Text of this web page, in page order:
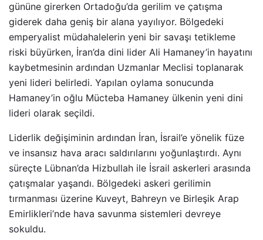
gününe girerken Ortadoğu’da gerilim ve çatışma
giderek daha geniş bir alana yayılıyor. Bölgedeki
emperyalist müdahalelerin yeni bir savaşı tetikleme
riski büyürken, İran’da dini lider Ali Hamaney’in hayatını
kaybetmesinin ardından Uzmanlar Meclisi toplanarak
yeni lideri belirledi. Yapılan oylama sonucunda
Hamaney’in oğlu Mücteba Hamaney ülkenin yeni dini
lideri olarak seçildi.
Liderlik değişiminin ardından İran, İsrail’e yönelik füze
ve insansız hava aracı saldırılarını yoğunlaştırdı. Aynı
süreçte Lübnan’da Hizbullah ile İsrail askerleri arasında
çatışmalar yaşandı. Bölgedeki askeri gerilimin
tırmanması üzerine Kuveyt, Bahreyn ve Birleşik Arap
Emirlikleri’nde hava savunma sistemleri devreye
sokuldu.